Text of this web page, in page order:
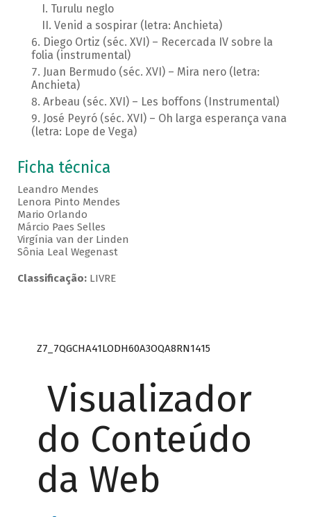
Turulu neglo
Venid a sospirar (letra: Anchieta)
Diego Ortiz (séc. XVI) – Recercada IV sobre la
folia (instrumental)
Juan Bermudo (séc. XVI) – Mira nero (letra:
Anchieta)
Arbeau (séc. XVI) – Les boffons (Instrumental)
José Peyró (séc. XVI) – Oh larga esperança vana
(letra: Lope de Vega)
Ficha técnica
Leandro Mendes
Lenora Pinto Mendes
Mario Orlando
Márcio Paes Selles
Virgínia van der Linden
Sônia Leal Wegenast
Classificação:LIVRE
Z7_7QGCHA41LODH60A3OQA8RN1415
Visualizador
do Conteúdo
da Web